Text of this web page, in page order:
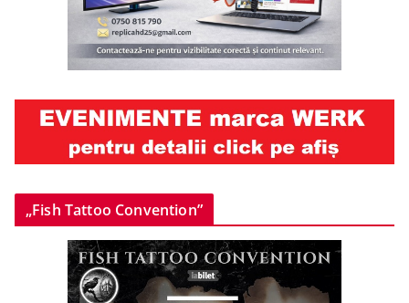
„Fish Tattoo Convention”